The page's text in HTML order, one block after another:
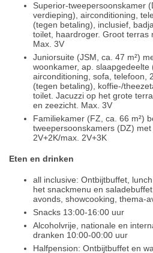
Superior-tweepersoonskamer
verdieping), airconditioning,
(tegen betaling), inclusief,
toilet, haardroger. Groot terras
Max. 3V
Juniorsuite (JSM, ca. 47 m²)
woonkamer, ap. slaapgedeelte
airconditioning, sofa, telefoon,
(tegen betaling), koffie-/
toilet. Jacuzzi op het grote
en zeezicht. Max. 3V
Familiekamer (FZ, ca. 66 m²)
tweepersoonskamers (DZ)
2V+2K/max. 2V+3K
Eten en drinken
all inclusive: Ontbijtbuffet,
het snackmenu en
avonds, showcooking, thema-
Snacks 13:00-16:00 uur
Alcoholvrije, nationale en
dranken 10:00-00:00 uur
Halfpension: Ontbijtbuffet en